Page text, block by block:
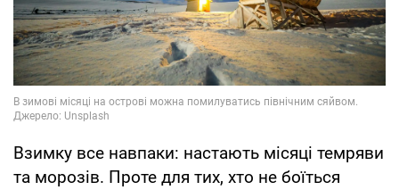
Взимку все навпаки: настають місяці темряви
та морозів. Проте для тих, хто не боїться